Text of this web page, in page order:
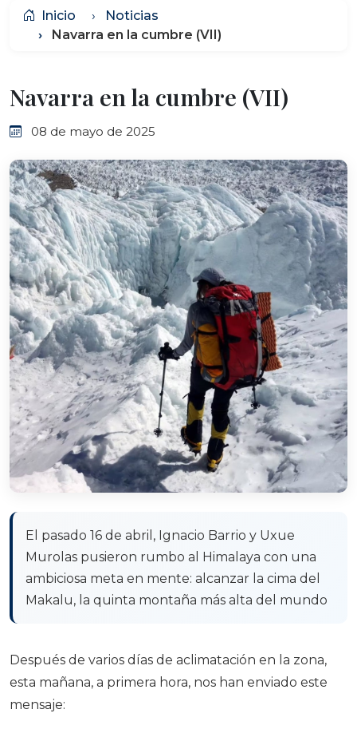
Inicio
Noticias
Navarra en la cumbre (VII)
Navarra en la cumbre (VII)
08 de mayo de 2025
El pasado 16 de abril, Ignacio Barrio y Uxue
Murolas pusieron rumbo al Himalaya con una
ambiciosa meta en mente: alcanzar la cima del
Makalu, la quinta montaña más alta del mundo
Después de varios días de aclimatación en la zona,
esta mañana, a primera hora, nos han enviado este
mensaje: